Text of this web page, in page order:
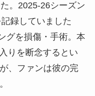
。2025-26シーズン
録していました
グを損傷・手術。本
りを断念するとい
、ファンは彼の完